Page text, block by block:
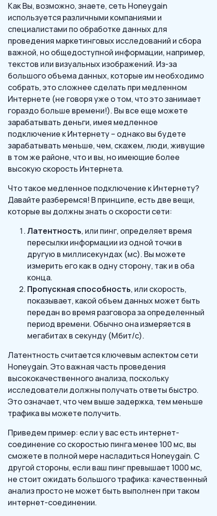
Как Вы, возможно, знаете, сеть Honeygain
используется различными компаниями и
специалистами по обработке данных для
проведения маркетинговых исследований и сбора
важной, но общедоступной информации, например,
текстов или визуальных изображений. Из-за
большого объема данных, которые им необходимо
собрать, это сложнее сделать при медленном
Интернете (не говоря уже о том, что это занимает
гораздо больше времени!). Вы все еще можете
зарабатывать деньги, имея медленное
подключение к Интернету – однако вы будете
зарабатывать меньше, чем, скажем, люди, живущие
в том же районе, что и вы, но имеющие более
высокую скорость Интернета.
Что такое медленное подключение к Интернету?
Давайте разберемся! В принципе, есть две вещи,
которые вы должны знать о скорости сети:
Латентность, или пинг, определяет время
пересылки информации из одной точки в
другую в миллисекундах (мс). Вы можете
измерить его как в одну сторону, так и в оба
конца.
Пропускная способность, или скорость,
показывает, какой объем данных может быть
передан во время разговора за определенный
период времени. Обычно она измеряется в
мегабитах в секунду (Мбит/с).
Латентность считается ключевым аспектом сети
Honeygain. Это важная часть проведения
высококачественного анализа, поскольку
исследователи должны получать ответы быстро.
Это означает, что чем выше задержка, тем меньше
трафика вы можете получить.
Приведем пример: если у вас есть интернет-
соединение со скоростью пинга менее 100 мс, вы
сможете в полной мере насладиться Honeygain. С
другой стороны, если ваш пинг превышает 1000 мс,
не стоит ожидать большого трафика: качественный
анализ просто не может быть выполнен при таком
интернет-соединении.